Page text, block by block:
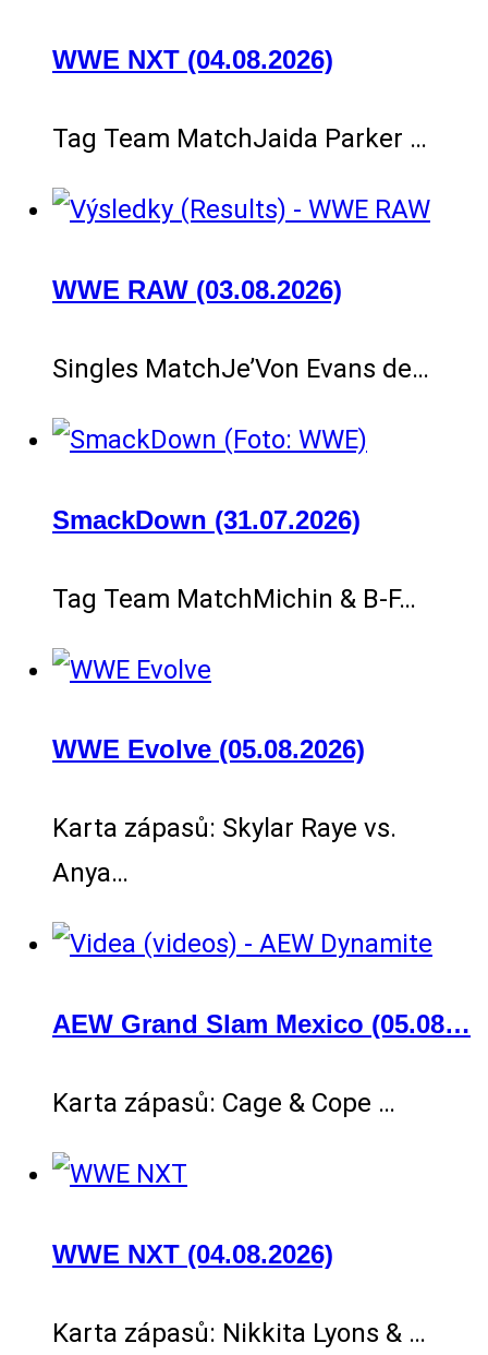
WWE NXT (04.08.2026)
Tag Team MatchJaida Parker …
WWE RAW (03.08.2026)
Singles MatchJe’Von Evans de…
SmackDown (31.07.2026)
Tag Team MatchMichin & B-F…
WWE Evolve (05.08.2026)
Karta zápasů: Skylar Raye vs.
Anya…
AEW Grand Slam Mexico (05.08…
Karta zápasů: Cage & Cope …
WWE NXT (04.08.2026)
Karta zápasů: Nikkita Lyons & …